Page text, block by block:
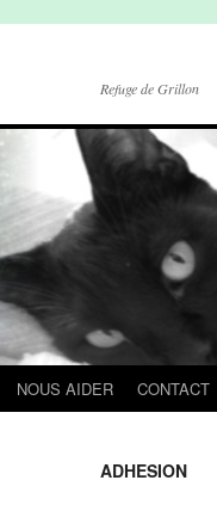
Refuge de Grillon
NOUS AIDER CONTACT
ADHESION